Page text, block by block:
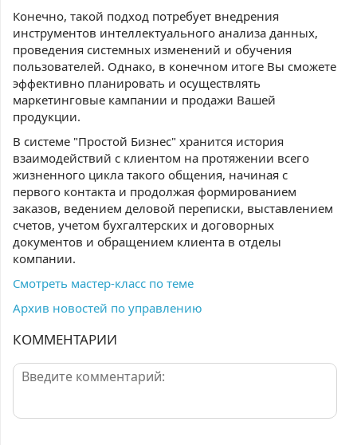
Конечно, такой подход потребует внедрения
инструментов интеллектуального анализа данных,
проведения системных изменений и обучения
пользователей. Однако, в конечном итоге Вы сможете
эффективно планировать и осуществлять
маркетинговые кампании и продажи Вашей
продукции.
В системе "Простой Бизнес" хранится история
взаимодействий с клиентом на протяжении всего
жизненного цикла такого общения, начиная с
первого контакта и продолжая формированием
заказов, ведением деловой переписки, выставлением
счетов, учетом бухгалтерских и договорных
документов и обращением клиента в отделы
компании.
Смотреть мастер-класс по теме
Архив новостей по управлению
КОММЕНТАРИИ